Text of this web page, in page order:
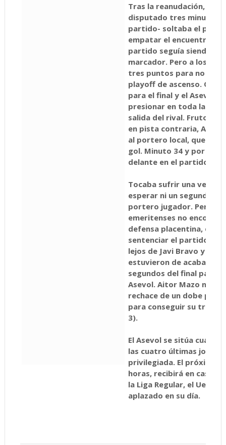
Tras la reanudación,
disputado tres minutos,
partido- soltaba el
empatar el encuentro de
partido seguía siendo
marcador. Pero a los
tres puntos para no
playoff de ascenso.
para el final y el Asevol
presionar en toda la
salida del rival. Fruto de
en pista contraria, Aitor
al portero local, que
gol. Minuto 34 y por
delante en el partido (1-
Tocaba sufrir una vez
esperar ni un segundo
portero jugador. Pero
emeritenses no
defensa placentina, que
sentenciar el partido
lejos de Javi Bravo y
estuvieron de acabar en
segundos del final para
Asevol. Aitor Mazo
rechace de un dobe
para conseguir su
3).
El Asevol se sitúa cuarto
las cuatro últimas
privilegiada. El próximo
horas, recibirá en casa
la Liga Regular, el Uex
aplazado en su día.